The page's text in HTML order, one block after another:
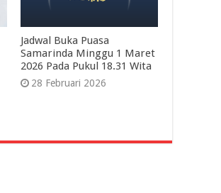
Jadwal Buka Puasa
Samarinda Minggu 1 Maret
2026 Pada Pukul 18.31 Wita
28 Februari 2026